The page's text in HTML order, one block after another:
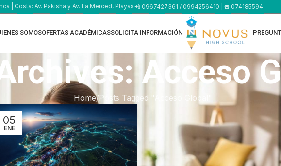
| Costa: Av. Pakisha y Av. La Merced, Playas📲 0967427361 / 0994256410 | ☎️ 074185594
SOMOSOFERTAS ACADÉMICASSOLICITA INFORMACIÓN
Acceso
Home Posts Tagged "Acceso Global"
05
ENE